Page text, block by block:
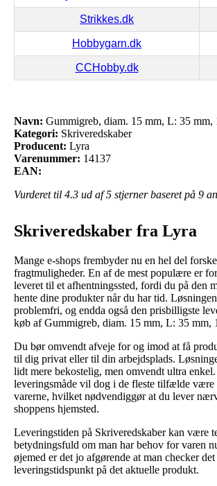
Strikkes.dk
Hobbygarn.dk
CCHobby.dk
Navn: Gummigreb, diam. 15 mm, L: 35 mm,
Kategori: Skriveredskaber
Producent: Lyra
Varenummer: 14137
EAN:
Vurderet til 4.3 ud af 5 stjerner baseret på 9
Skriveredskaber fra Lyra
Mange e-shops frembyder nu en hel del
fragtmuligheder. En af de mest populære er
leveret til et afhentningssted, fordi du på den
hente dine produkter når du har tid.
problemfri, og endda også den prisbilligste
køb af Gummigreb, diam. 15 mm, L: 35 mm,
Du bør omvendt afveje for og imod at få
til dig privat eller til din arbejdsplads.
lidt mere bekostelig, men omvendt ultra
leveringsmåde vil dog i de fleste tilfælde være
varerne, hvilket nødvendiggør at du lever
shoppens hjemsted.
Leveringstiden på Skriveredskaber kan være
betydningsfuld om man har behov for varen
øjemed er det jo afgørende at man checker det
leveringstidspunkt på det aktuelle produkt.